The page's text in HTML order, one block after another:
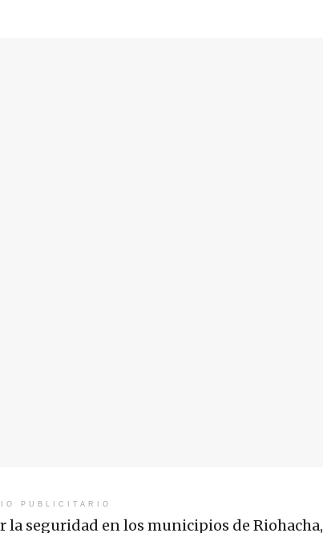
PUBLICITARIO
la seguridad en los municipios de Riohacha,